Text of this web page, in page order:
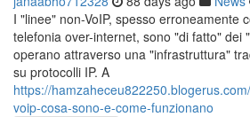
I "linee" non-VoIP, spesso erroneamente
telefonia over-internet, sono "di fatto" dei
operano attraverso una "infrastruttura"
su protocolli IP. A
https://
voip-cosa-sono-e-come-funzionano